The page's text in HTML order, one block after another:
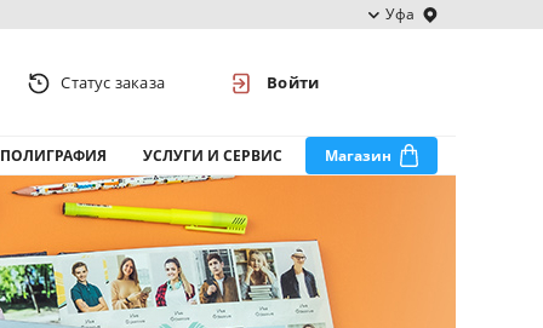
Уфа
Статус заказа Войти
ПОЛИГРАФИЯ УСЛУГИ И СЕРВИС Магазин